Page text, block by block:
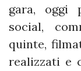
gara, oggi
social,
quinte,
realizzati e